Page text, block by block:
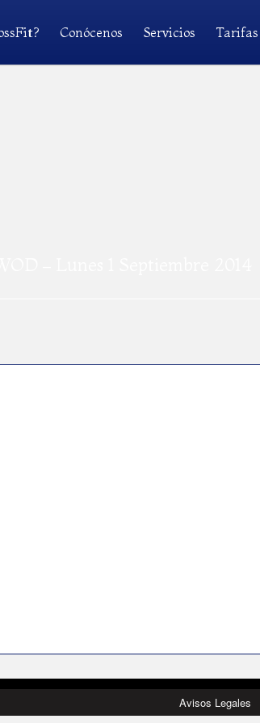
Conócenos Servicios Tarifas
Avisos Legales